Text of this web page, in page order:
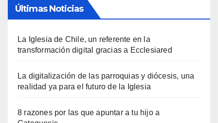
Últimas Noticias
La Iglesia de Chile, un referente en la
transformación digital gracias a Ecclesiared
La digitalización de las parroquias y diócesis, una
realidad ya para el futuro de la Iglesia
8 razones por las que apuntar a tu hijo a